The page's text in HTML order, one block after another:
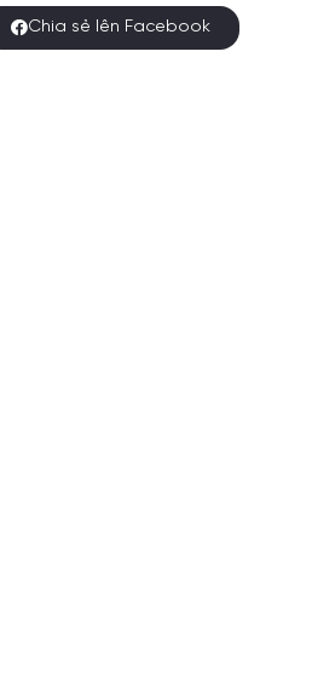
Chia sẻ lên Facebook